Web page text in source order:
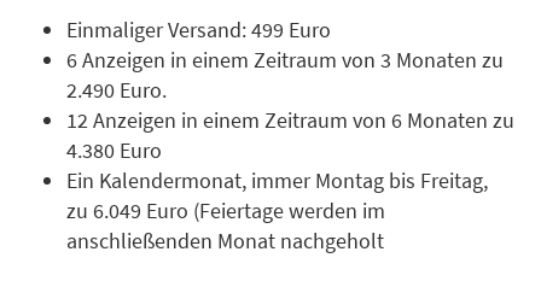
Einmaliger Versand: 499 Euro
6 Anzeigen in einem Zeitraum von 3 Monaten zu
2.490 Euro.
12 Anzeigen in einem Zeitraum von 6 Monaten zu
4.380 Euro
Ein Kalendermonat, immer Montag bis Freitag,
zu 6.049 Euro (Feiertage werden im
anschließenden Monat nachgeholt